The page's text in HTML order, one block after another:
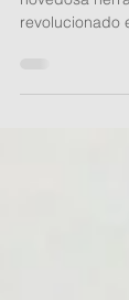
revolucionado